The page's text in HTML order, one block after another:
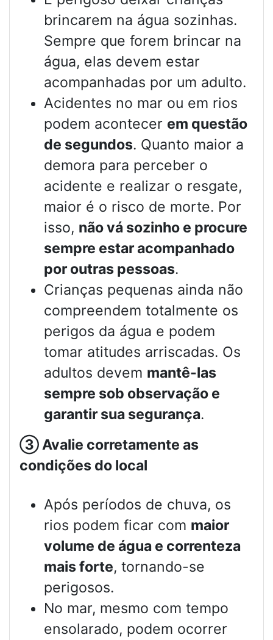
brincarem na água sozinhas.
Sempre que forem brincar na
água, elas devem estar
acompanhadas por um adulto.
Acidentes no mar ou em rios
podem acontecer em questão
de segundos. Quanto maior a
demora para perceber o
acidente e realizar o resgate,
maior é o risco de morte. Por
isso, não vá sozinho e procure
sempre estar acompanhado
por outras pessoas.
Crianças pequenas ainda não
compreendem totalmente os
perigos da água e podem
tomar atitudes arriscadas. Os
adultos devem mantê-las
sempre sob observação e
garantir sua segurança.
③Avalie corretamente as
condições do local
Após períodos de chuva, os
rios podem ficar com maior
volume de água e correnteza
mais forte, tornando-se
perigosos.
No mar, mesmo com tempo
ensolarado, podem ocorrer